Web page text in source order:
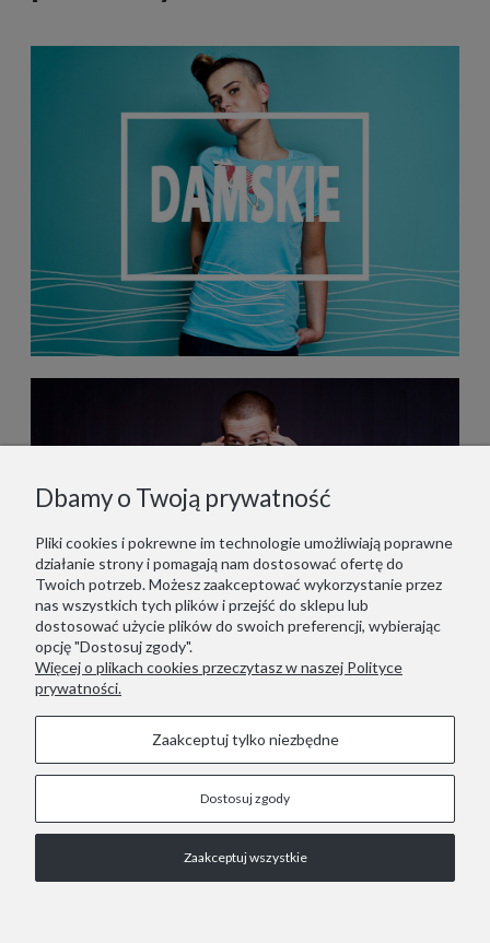
STOPKA
Dbamy o Twoją prywatność
Pliki cookies i pokrewne im technologie umożliwiają poprawne
działanie strony i pomagają nam dostosować ofertę do
Twoich potrzeb. Możesz zaakceptować wykorzystanie przez
nas wszystkich tych plików i przejść do sklepu lub
dostosować użycie plików do swoich preferencji, wybierając
opcję "Dostosuj zgody".
Więcej o plikach cookies przeczytasz w naszej Polityce
prywatności.
Zaakceptuj tylko niezbędne
Dostosuj zgody
Zaakceptuj wszystkie